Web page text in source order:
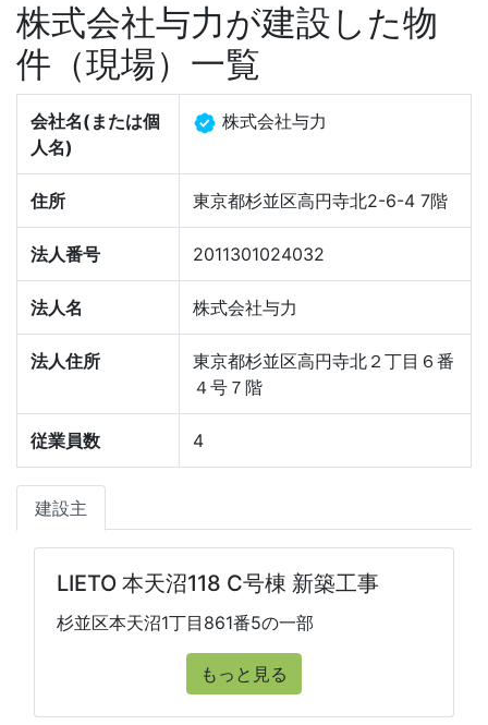
株式会社与力が建設した物
件（現場）一覧
会社名(または個
人名)
株式会社与力
住所 東京都杉並区高円寺北2-6-4 7階
法人番号 2011301024032
法人名 株式会社与力
法人住所
東京都杉並区高円寺北２丁目６番
４号７階
従業員数 4
建設主
LIETO 本天沼118 C号棟 新築工事
杉並区本天沼1丁目861番5の一部
もっと見る